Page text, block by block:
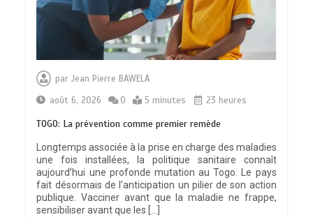
parJean Pierre BAWELA
août 6, 2026
0 5 minutes 23 heures
TOGO: La prévention comme premier remède
Longtemps associée à la prise en charge des maladies
une fois installées, la politique sanitaire connaît
aujourd’hui une profonde mutation au Togo. Le pays
fait désormais de l’anticipation un pilier de son action
publique. Vacciner avant que la maladie ne frappe,
sensibiliser avant que les […]